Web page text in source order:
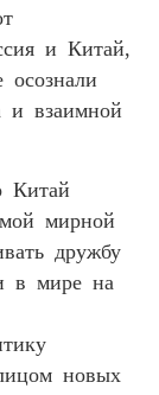
и Китай,
и взаимной
Китай
мирной
дружбу
в мире на
новых